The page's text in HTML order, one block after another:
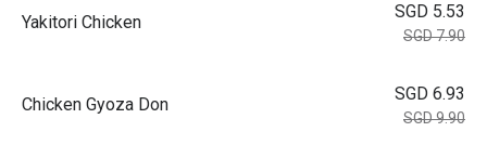
Yakitori Chicken
SGD 5.53
SGD 7.90
Chicken Gyoza Don
SGD 6.93
SGD 9.90